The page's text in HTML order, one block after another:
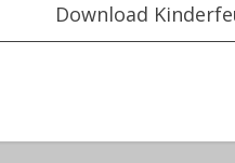
Download